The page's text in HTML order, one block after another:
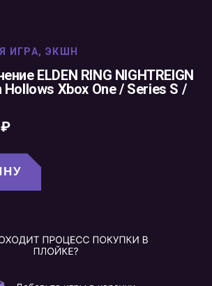
ИГРА,ЭКШН
ELDEN RING NIGHTREIGN
Xbox One / Series S /
₽